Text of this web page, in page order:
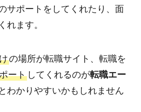
サポートをしてくれたり、面
れます。
の場所が転職サイト、転職を
ートしてくれるのが転職エー
わかりやすいかもしれません